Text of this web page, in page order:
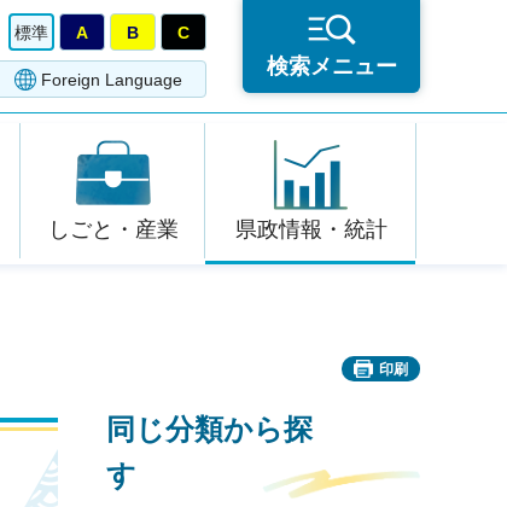
標準 A B C
Foreign Language
検索メニュー
しごと・産業 県政情報・統計
印刷
同じ分類から探
す